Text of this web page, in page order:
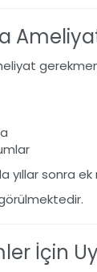
yıllar sonra
İçin